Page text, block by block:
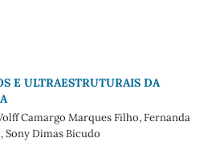
E ULTRAESTRUTURAIS DA
Camargo Marques Filho, Fernanda
Dimas Bicudo